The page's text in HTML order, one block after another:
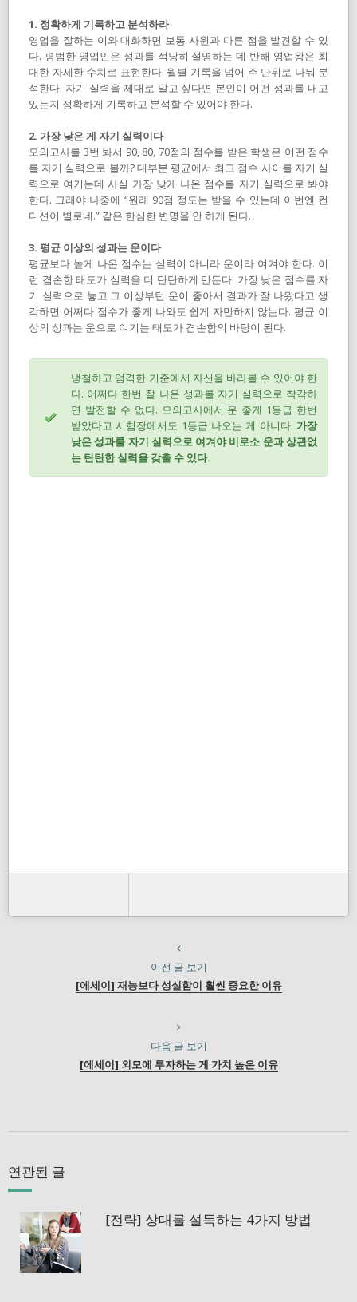
1. 정확하게 기록하고 분석하라
영업을 잘하는 이와 대화하면 보통 사원과 다른 점을 발견할 수 있
다. 평범한 영업인은 성과를 적당히 설명하는 데 반해 영업왕은 최
대한 자세한 수치로 표현한다. 월별 기록을 넘어 주 단위로 나눠 분
석한다. 자기 실력을 제대로 알고 싶다면 본인이 어떤 성과를 내고
있는지 정확하게 기록하고 분석할 수 있어야 한다.
2. 가장 낮은 게 자기 실력이다
모의고사를 3번 봐서 90, 80, 70점의 점수를 받은 학생은 어떤 점수
를 자기 실력으로 볼까? 대부분 평균에서 최고 점수 사이를 자기 실
력으로 여기는데 사실 가장 낮게 나온 점수를 자기 실력으로 봐야
한다. 그래야 나중에 “원래 90점 정도는 받을 수 있는데 이번엔 컨
디션이 별로네.” 같은 한심한 변명을 안 하게 된다.
3. 평균 이상의 성과는 운이다
평균보다 높게 나온 점수는 실력이 아니라 운이라 여겨야 한다. 이
런 겸손한 태도가 실력을 더 단단하게 만든다. 가장 낮은 점수를 자
기 실력으로 놓고 그 이상부턴 운이 좋아서 결과가 잘 나왔다고 생
각하면 어쩌다 점수가 좋게 나와도 쉽게 자만하지 않는다. 평균 이
상의 성과는 운으로 여기는 태도가 겸손함의 바탕이 된다.
냉철하고 엄격한 기준에서 자신을 바라볼 수 있어야 한
다. 어쩌다 한번 잘 나온 성과를 자기 실력으로 착각하
면 발전할 수 없다. 모의고사에서 운 좋게 1등급 한번
받았다고 시험장에서도 1등급 나오는 게 아니다. 가장
낮은 성과를 자기 실력으로 여겨야 비로소 운과 상관없
는 탄탄한 실력을 갖출 수 있다.
이전 글 보기
[에세이] 재능보다 성실함이 훨씬 중요한 이유
다음 글 보기
[에세이] 외모에 투자하는 게 가치 높은 이유
연관된 글
[전략] 상대를 설득하는 4가지 방법